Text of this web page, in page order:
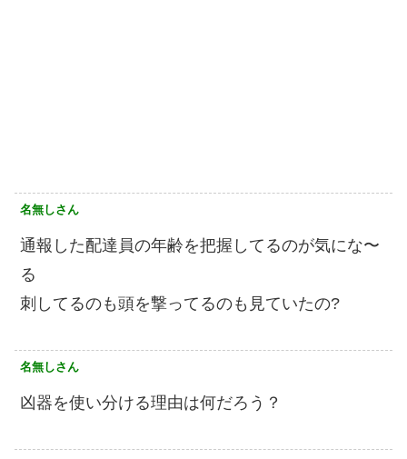
名無しさん
通報した配達員の年齢を把握してるのが気にな〜
る
刺してるのも頭を撃ってるのも見ていたの?
名無しさん
凶器を使い分ける理由は何だろう？